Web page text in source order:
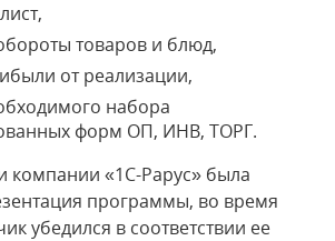
товаров и блюд,
от реализации,
набора
форм ОП, ИНВ, ТОРГ.
компании «1С-Рарус» была
программы, во время
убедился в соответствии ее